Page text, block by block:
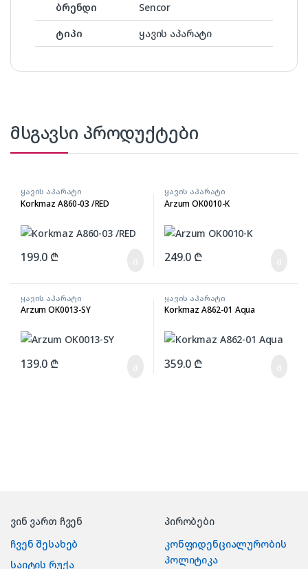
ბრენდი
Sencor
ტიპი
ყავის აპარატი
მსგავსი პროდუქტები
ყავის აპარატი
Korkmaz A860-03 /RED
199.0 ₾
ყავის აპარატი
Arzum OK0010-K
249.0 ₾
ყავის აპარატი
Arzum OK0013-SY
139.0 ₾
ყავის აპარატი
Korkmaz A862-01 Aqua
359.0 ₾
ვინ ვართ ჩვენ
ჩვენ შესახებ
საიტის რუქა
პირობები
კონფიდენციალურობის
პოლიტიკა